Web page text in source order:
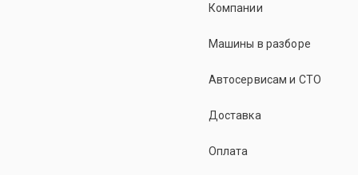
Компании
Машины в разборе
Автосервисам и СТО
Доставка
Оплата